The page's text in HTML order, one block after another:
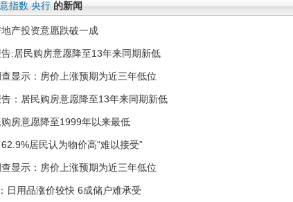
指数 央行 的新闻
产投资意愿跌破一成
:居民购房意愿降至13年来同期新低
显示：房价上涨预期为近三年低位
：居民购房意愿降至13年来同期新低
房意愿降至1999年以来最低
居民认为物价高“难以接受”
显示：房价上涨预期为近三年低位
日用品涨价较快 6成储户难承受